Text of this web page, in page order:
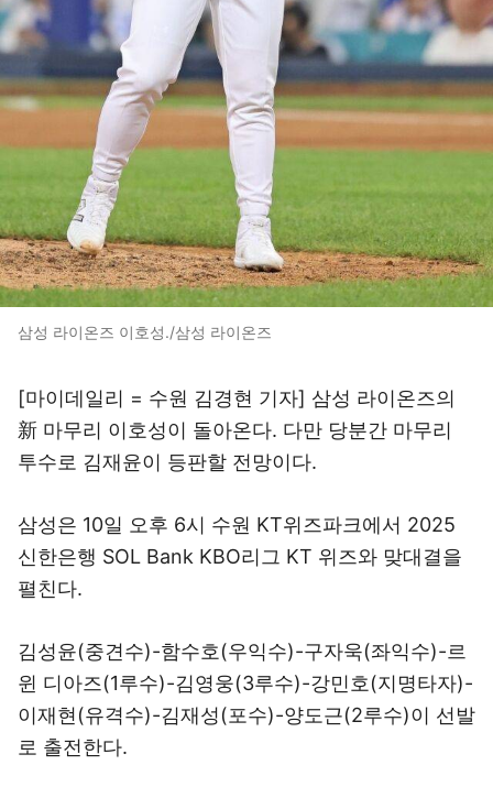
삼성 라이온즈 이호성./삼성 라이온즈
[마이데일리 = 수원 김경현 기자] 삼성 라이온즈의
新 마무리 이호성이 돌아온다. 다만 당분간 마무리
투수로 김재윤이 등판할 전망이다.
삼성은 10일 오후 6시 수원 KT위즈파크에서 2025
신한은행 SOL Bank KBO리그 KT 위즈와 맞대결을
펼친다.
김성윤(중견수)-함수호(우익수)-구자욱(좌익수)-르
윈 디아즈(1루수)-김영웅(3루수)-강민호(지명타자)-
이재현(유격수)-김재성(포수)-양도근(2루수)이 선발
로 출전한다.